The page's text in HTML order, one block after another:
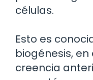
células.
Esto es
biogénesis,
creencia